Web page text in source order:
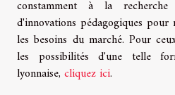
constamment à la
d'innovations pédagogiques pour
les besoins du marché. Pour
les possibilités d'une telle
lyonnaise, cliquez ici.